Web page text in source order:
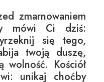
zmarnowaniem
mówi Ci dziś:
się tego,
twoją duszę,
wolność. Kościół
unikaj choćby